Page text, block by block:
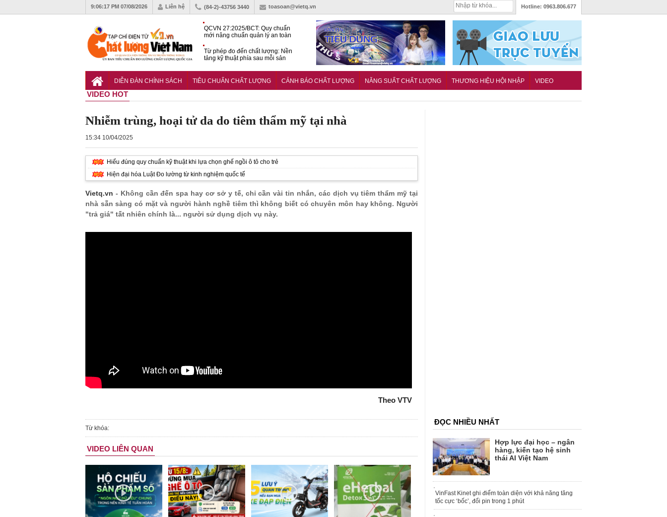
9:06:18 PM 07/08/2026 Liên hệ (84-2)-43756 3440 toasoan@vietq.vn Hotline: 0963.806.677
QCVN 27:2025/BCT: Quy chuẩn
mới nâng chuẩn quản lý an toàn
Từ phép đo đến chất lượng: Nền
tảng kỹ thuật phía sau mỗi sản
của quy hoạch đô thị tri thức tại
DIỄN ĐÀN CHÍNH SÁCH TIÊU CHUẨN CHẤT LƯỢNG CẢNH BÁO CHẤT LƯỢNG NĂNG SUẤT CHẤT LƯỢNG THƯƠNG HIỆU HỘI NHẬP VIDEO
VIDEO HOT
Nhiễm trùng, hoại tử da do tiêm thẩm mỹ tại nhà
15:34 10/04/2025
Hiểu đúng quy chuẩn kỹ thuật khi lựa chọn ghế ngồi ô tô cho trẻ
Hiện đại hóa Luật Đo lường từ kinh nghiệm quốc tế
Vietq.vn - Không cần đến spa hay cơ sở y tế, chỉ cần vài tin nhắn, các dịch vụ tiêm thẩm mỹ tại
nhà sẵn sàng có mặt và người hành nghề tiêm thì không biết có chuyên môn hay không. Người
"trả giá" tất nhiên chính là... người sử dụng dịch vụ này.
Theo VTV
Từ khóa:
VIDEO LIÊN QUAN
ĐỌC NHIỀU NHẤT
Hợp lực đại học – ngân
hàng, kiến tạo hệ sinh
thái AI Việt Nam
VinFast Kinet ghi điểm toàn diện với khả năng tăng
tốc cực ‘bốc’, đổi pin trong 1 phút